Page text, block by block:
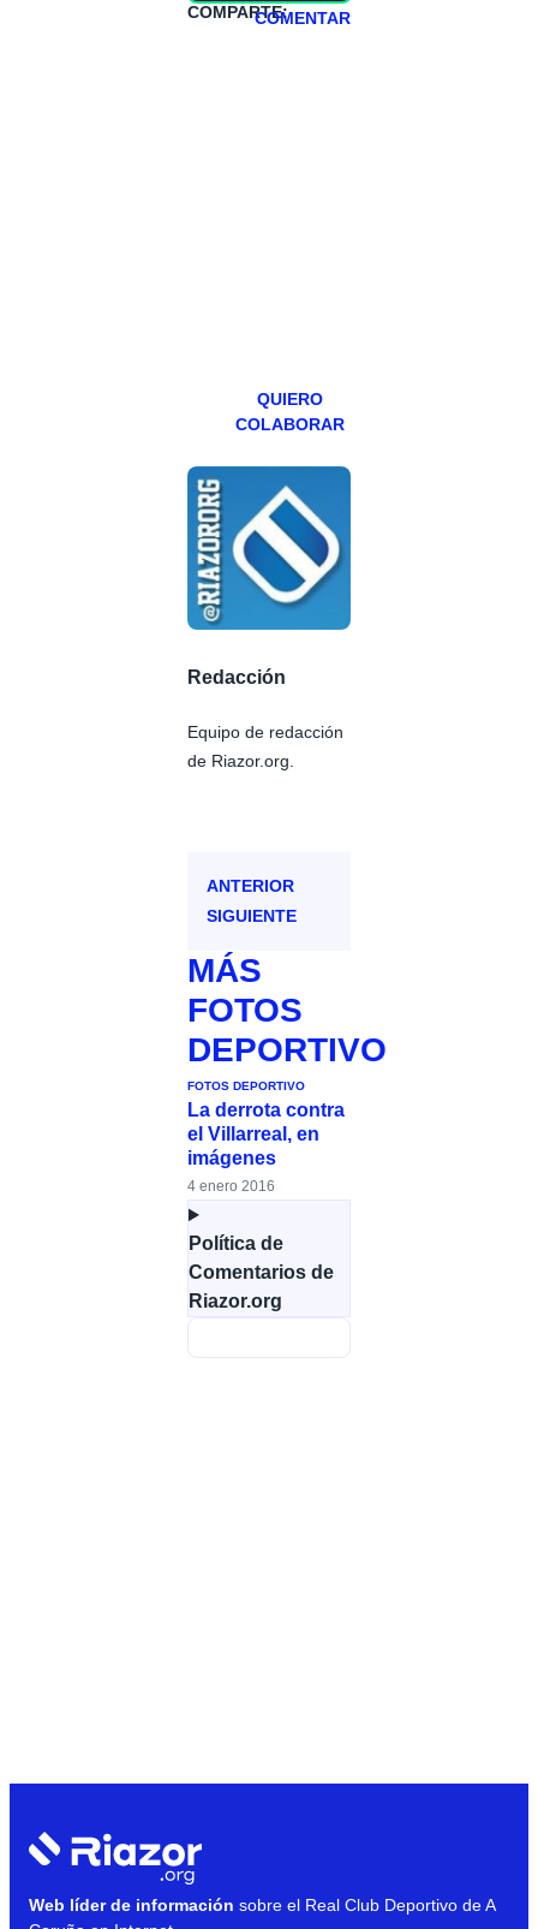
COMPARTE:COMENTAR
QUIERO
COLABORAR
Redacción
Equipo de redacción
de Riazor.org.
ANTERIOR
SIGUIENTE
MÁS
FOTOS
DEPORTIVO
FOTOS DEPORTIVO
La derrota contra
el Villarreal, en
imágenes
4 enero 2016
Política de
Comentarios de
Riazor.org
Web líder de información sobre el Real Club Deportivo de A